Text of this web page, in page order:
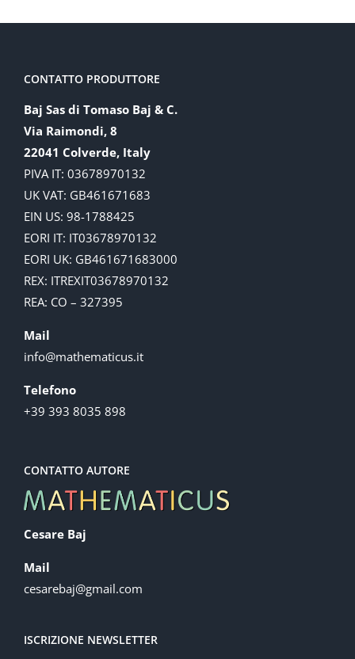
CONTATTO PRODUTTORE
Baj Sas di Tomaso Baj & C.
Via Raimondi, 8
22041 Colverde, Italy
PIVA IT: 03678970132
UK VAT: GB461671683
EIN US: 98-1788425
EORI IT: IT03678970132
EORI UK: GB461671683000
REX: ITREXIT03678970132
REA: CO – 327395
Mail
info@mathematicus.it
Telefono
+39 393 8035 898
CONTATTO AUTORE
Cesare Baj
Mail
cesarebaj@gmail.com
ISCRIZIONE NEWSLETTER